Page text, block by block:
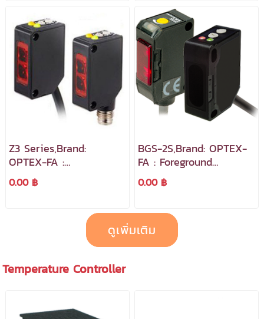
Z3 Series,Brand:
OPTEX-FA :
Photoelectric Sensor มี
ประสิทธิภาพสูงและขนาด
0.00 ฿
BGS-2S,Brand: OPTEX-
FA : Foreground
Background suppression
สวิตช์ตรวจจับด้วยลำแสง
0.00 ฿
ดูเพิ่มเติม
Temperature Controller